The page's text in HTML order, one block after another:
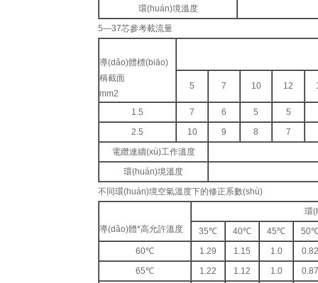
環(huán)境溫度
5—37芯參考載流量
導(dǎo)體標(biāo)
稱截面
mm2
5 7 10 12
1.5 7 6 5
5
2.5
10 9 8
7
電纜連續(xù)工作溫度
環(huán)境溫度
不同環(huán)境空氣溫度下的修正系數(shù)
導(dǎo)體*高允許溫度
環
35℃
40℃ 45℃
60℃
1.29 1.15 1.0
0.82
65℃
1.22 1.12 1.0
0.87